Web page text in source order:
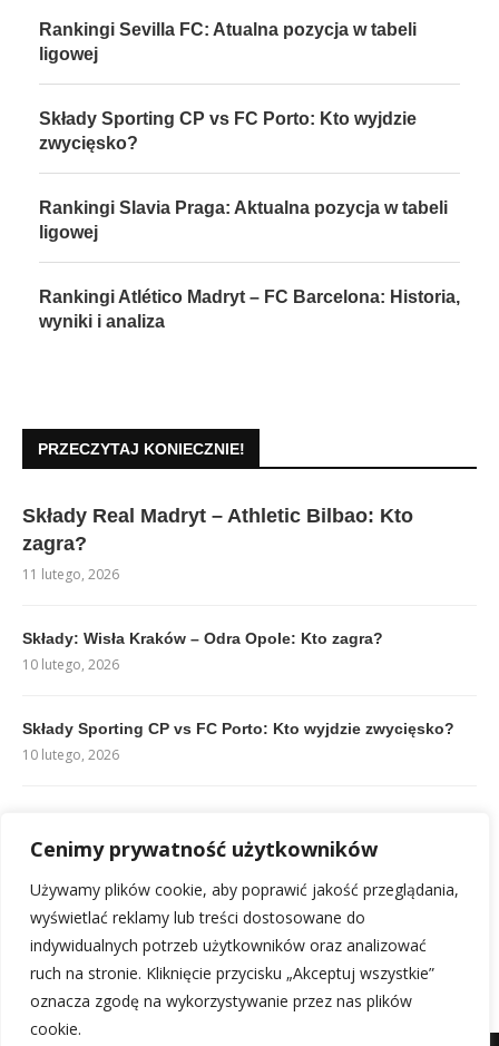
Cenimy prywatność użytkowników
Używamy plików cookie, aby poprawić jakość przeglądania,
wyświetlać reklamy lub treści dostosowane do
indywidualnych potrzeb użytkowników oraz analizować
ruch na stronie. Kliknięcie przycisku „Akceptuj wszystkie”
oznacza zgodę na wykorzystywanie przez nas plików
cookie.
Rankingi Sevilla FC: Atualna pozycja w tabeli
ligowej
Składy Sporting CP vs FC Porto: Kto wyjdzie
zwycięsko?
Rankingi Slavia Praga: Aktualna pozycja w tabeli
ligowej
Rankingi Atlético Madryt – FC Barcelona: Historia,
wyniki i analiza
PRZECZYTAJ KONIECZNIE!
Składy Real Madryt – Athletic Bilbao: Kto
zagra?
11 lutego, 2026
Składy: Wisła Kraków – Odra Opole: Kto zagra?
10 lutego, 2026
Składy Sporting CP vs FC Porto: Kto wyjdzie zwycięsko?
10 lutego, 2026
10 lutego, 2026
Korki SG: Co to znaczy i kiedy ich używać
22 lutego, 2026